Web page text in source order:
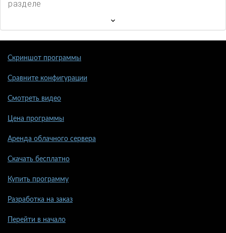
разделе
Скриншот программы
Сравните конфигурации
Смотреть видео
Цена программы
Аренда облачного сервера
Скачать бесплатно
Купить программу
Разработка на заказ
Перейти в начало